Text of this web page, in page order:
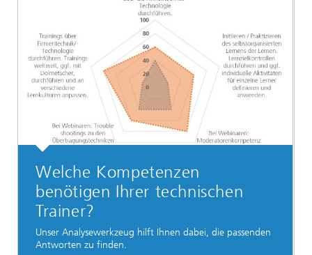
Welche Kompetenzen
benötigen Ihrer technischen
Trainer?
Unser Analysewerkzeug hilft Ihnen dabei, die passenden
Antworten zu finden.